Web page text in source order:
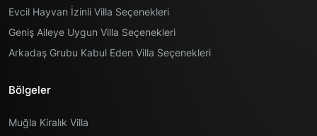
Evcil Hayvan İzinli Villa Seçenekleri
Geniş Aileye Uygun Villa Seçenekleri
Arkadaş Grubu Kabul Eden Villa Seçenekleri
Bölgeler
Muğla Kiralık Villa